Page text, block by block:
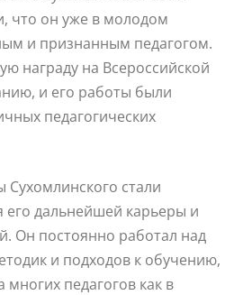
что он уже в молодом
и признанным педагогом.
награду на Всероссийской
и его работы были
педагогических
стали
его дальнейшей карьеры и
Он постоянно работал над
и подходов к обучению,
многих педагогов как в